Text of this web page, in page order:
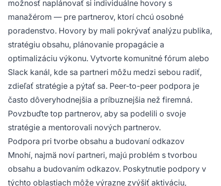
možnosť naplánovať si individuálne hovory s
manažérom — pre partnerov, ktorí chcú osobné
poradenstvo. Hovory by mali pokrývať analýzu publika,
stratégiu obsahu, plánovanie propagácie a
optimalizáciu výkonu. Vytvorte komunitné fórum alebo
Slack kanál, kde sa partneri môžu medzi sebou radiť,
zdieľať stratégie a pýtať sa. Peer-to-peer podpora je
často dôveryhodnejšia a príbuznejšia než firemná.
Povzbuďte top partnerov, aby sa podelili o svoje
stratégie a mentorovali nových partnerov.
Podpora pri tvorbe obsahu a budovaní odkazov
Mnohí, najmä noví partneri, majú problém s tvorbou
obsahu a budovaním odkazov. Poskytnutie podpory v
týchto oblastiach môže výrazne zvýšiť aktiváciu,